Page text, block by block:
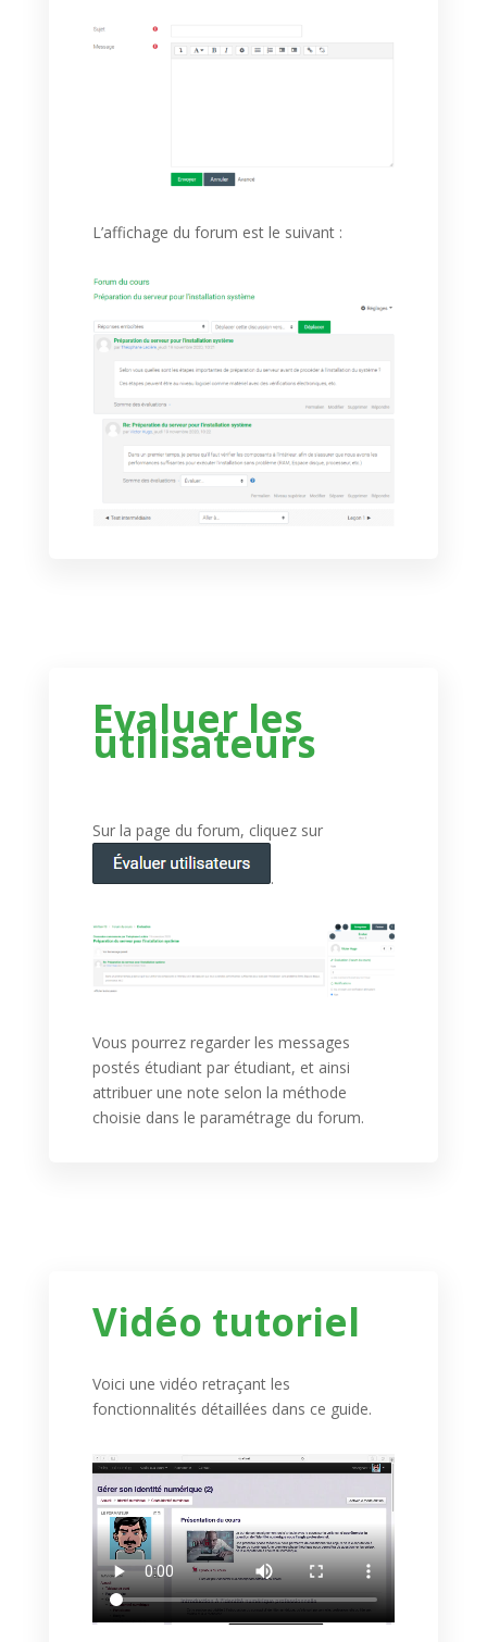
L’affichage du forum est le suivant :
Evaluer les
utilisateurs
Sur la page du forum, cliquez sur
.
Vous pourrez regarder les messages
postés étudiant par étudiant, et ainsi
attribuer une note selon la méthode
choisie dans le paramétrage du forum.
Vidéo tutoriel
Voici une vidéo retraçant les
fonctionnalités détaillées dans ce guide.